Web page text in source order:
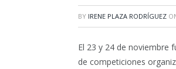
BY IRENE PLAZA RODRÍGUEZ
El 23 y 24 de noviembre
de competiciones